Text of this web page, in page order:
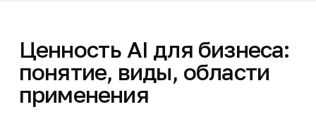
Ценность AI для бизнеса:
понятие, виды, области
применения